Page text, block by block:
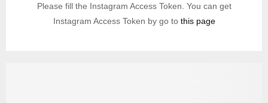
Please fill the Instagram Access Token. You can get
Instagram Access Token by go to this page